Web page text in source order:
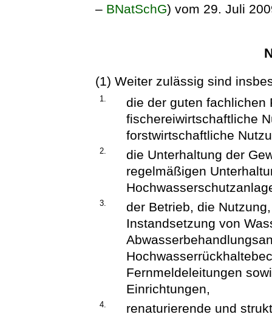
– BNatSchG) vom 29. Juli
(1) Weiter zulässig sind
1.
die der guten fachlichen
fischereiwirtschaftliche
forstwirtschaftliche
2.
die Unterhaltung der
regelmäßigen
3.
der Betrieb, die
Instandsetzung von
Fernmeldeleitungen
Einrichtungen,
4.
renaturierende und